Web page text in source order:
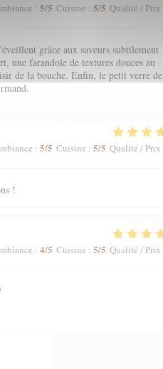
: 5/5 Cuisine : 5/5 Qualité / Prix
grâce aux saveurs subtilement
une farandole de textures douces au
de la bouche. Enfin, le petit verre de
: 5/5 Cuisine : 5/5 Qualité / Prix
!
: 4/5 Cuisine : 5/5 Qualité / Prix